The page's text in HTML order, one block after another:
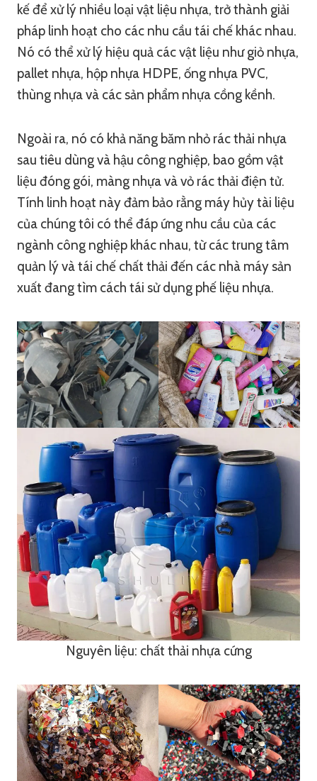
kế để xử lý nhiều loại vật liệu nhựa, trở thành giải
pháp linh hoạt cho các nhu cầu tái chế khác nhau.
Nó có thể xử lý hiệu quả các vật liệu như giỏ nhựa,
pallet nhựa, hộp nhựa HDPE, ống nhựa PVC,
thùng nhựa và các sản phẩm nhựa cồng kềnh.
Ngoài ra, nó có khả năng băm nhỏ rác thải nhựa
sau tiêu dùng và hậu công nghiệp, bao gồm vật
liệu đóng gói, màng nhựa và vỏ rác thải điện tử.
Tính linh hoạt này đảm bảo rằng máy hủy tài liệu
của chúng tôi có thể đáp ứng nhu cầu của các
ngành công nghiệp khác nhau, từ các trung tâm
quản lý và tái chế chất thải đến các nhà máy sản
xuất đang tìm cách tái sử dụng phế liệu nhựa.
Nguyên liệu: chất thải nhựa cứng